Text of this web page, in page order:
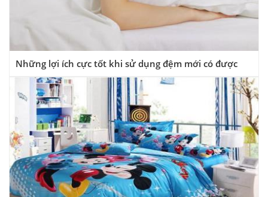
Những lợi ích cực tốt khi sử dụng đệm mới có được